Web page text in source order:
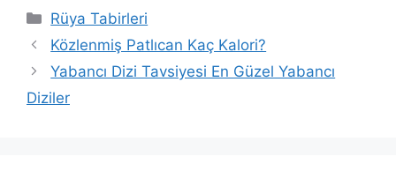
Kategoriler
Rüya Tabirleri
Közlenmiş Patlıcan Kaç Kalori?
Yabancı Dizi Tavsiyesi En Güzel Yabancı
Diziler